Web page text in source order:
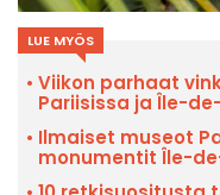
LUE MYÖS
Viikon parhaat
Pariisissa ja Île-
Ilmaiset museot
monumentit Île-